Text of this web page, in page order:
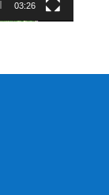
03:26